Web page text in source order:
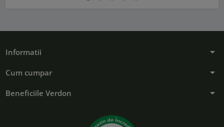
Informatii arrow_drop_down
Cum cumpar arrow_drop_down
Beneficiile Verdon arrow_drop_down